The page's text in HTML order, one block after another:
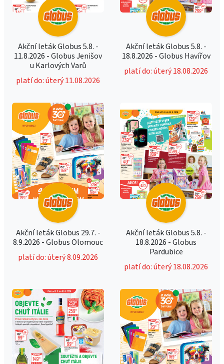
Akční leták Globus 5.8. -
11.8.2026 - Globus Jenišov
u Karlových Varů
platí do: úterý 11.08.2026
Akční leták Globus 5.8. -
18.8.2026 - Globus Havířov
platí do: úterý 18.08.2026
Akční leták Globus 29.7. -
8.9.2026 - Globus Olomouc
platí do: úterý 8.09.2026
Akční leták Globus 5.8. -
18.8.2026 - Globus
Pardubice
platí do: úterý 18.08.2026